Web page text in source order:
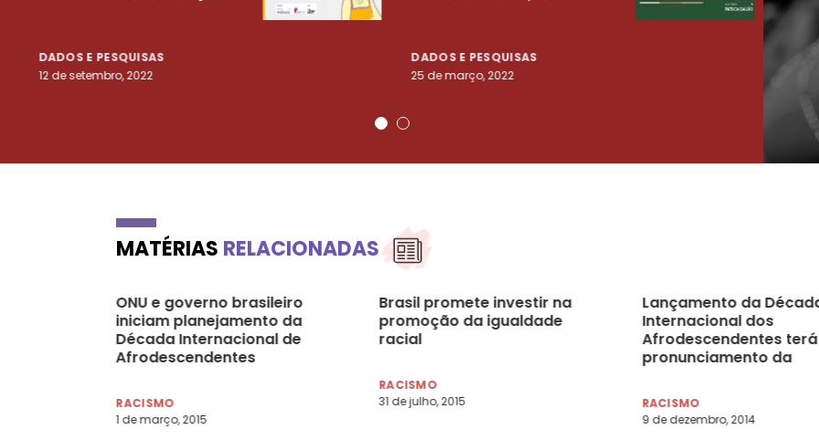
DADOS E PESQUISAS
12 de setembro, 2022
DADOS E PESQUISAS
25 de março, 2022
23
MATÉRIAS RELACIONADAS
ONU e governo brasileiro
iniciam planejamento da
Década Internacional de
Afrodescendentes
RACISMO
1 de março, 2015
Brasil promete investir na
promoção da igualdade
racial
RACISMO
31 de julho, 2015
Lançamento da
Internacional dos
Afrodescendentes terá
pronunciamento da
RACISMO
9 de dezembro, 2014